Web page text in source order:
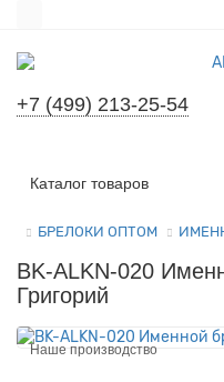
+7 (499) 213-25-54
Все категории
Каталог товаров
БРЕЛОКИ ОПТОМ
BK-ALKN-020
Григорий
Наше производство